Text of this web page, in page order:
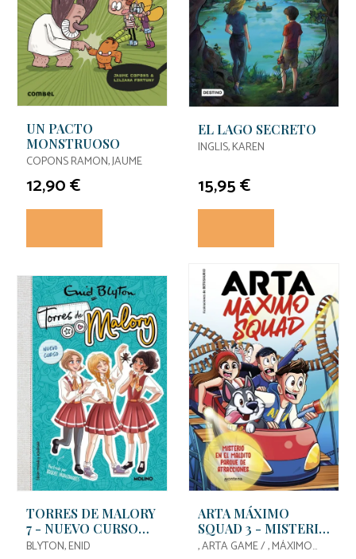
UN PACTO
MONSTRUOSO
COPONS RAMON, JAUME
12,90 €
EL LAGO SECRETO
INGLIS, KAREN
15,95 €
TORRES DE MALORY
7 - NUEVO CURSO
(EDICIÓN REVISADA
BLYTON, ENID
ARTA MÁXIMO
SQUAD 3 - MISTERIO
EN EL MALDITO
, ARTA GAME / , MÁXIMO